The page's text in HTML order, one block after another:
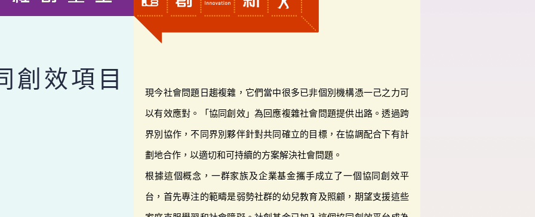
創效項目
現今社會問題日趨複雜，它們當中很多已非個別機構憑一己之力可
以有效應對。「協同創效」為回應複雜社會問題提供出路。透過跨
界別協作，不同界別夥伴針對共同確立的目標，在協調配合下有計
劃地合作，以適切和可持續的方案解決社會問題。
根據這個概念，一群家族及企業基金攜手成立了一個協同創效平
台，首先專注的範疇是弱勢社群的幼兒教育及照顧，期望支援這些